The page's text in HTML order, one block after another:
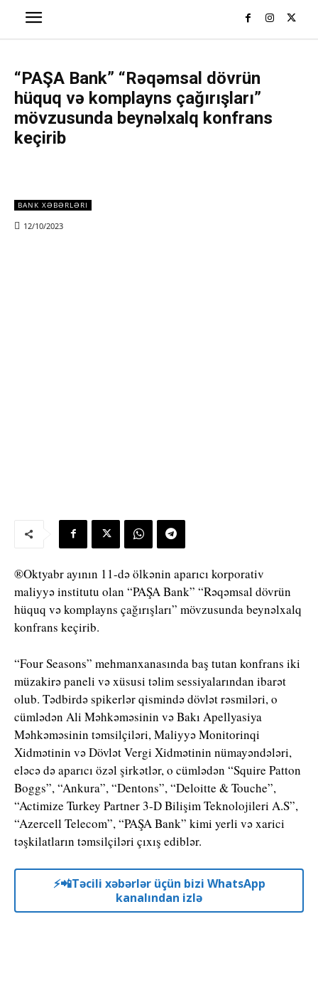
“PAŞA Bank” “Rəqəmsal dövrün
hüquq və komplayns çağırışları”
mövzusunda beynəlxalq konfrans
keçirib
BANK XƏBƏRLƏRI
12/10/2023
®Oktyabr ayının 11-də ölkənin aparıcı korporativ
maliyyə institutu olan “PAŞA Bank” “Rəqəmsal dövrün
hüquq və komplayns çağırışları” mövzusunda beynəlxalq
konfrans keçirib.
“Four Seasons” mehmanxanasında baş tutan konfrans iki
müzakirə paneli və xüsusi təlim sessiyalarından ibarət
olub. Tədbirdə spikerlər qismində dövlət rəsmiləri, o
cümlədən Ali Məhkəməsinin və Bakı Apellyasiya
Məhkəməsinin təmsilçiləri, Maliyyə Monitorinqi
Xidmətinin və Dövlət Vergi Xidmətinin nümayəndələri,
eləcə də aparıcı özəl şirkətlər, o cümlədən “Squire Patton
Boggs”, “Ankura”, “Dentons”, “Deloitte & Touche”,
“Actimize Turkey Partner 3-D Bilişim Teknolojileri A.S”,
“Azercell Telecom”, “PAŞA Bank” kimi yerli və xarici
təşkilatların təmsilçiləri çıxış ediblər.
⚡️📲Təcili xəbərlər üçün bizi WhatsApp
kanalından izlə